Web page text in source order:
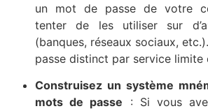
un mot de passe de votre
tenter de les utiliser sur
(banques, réseaux sociaux,
passe distinct par service limite
Construisez un système
mots de passe : Si vous